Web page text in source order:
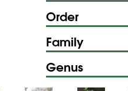
Order
Family
Genus